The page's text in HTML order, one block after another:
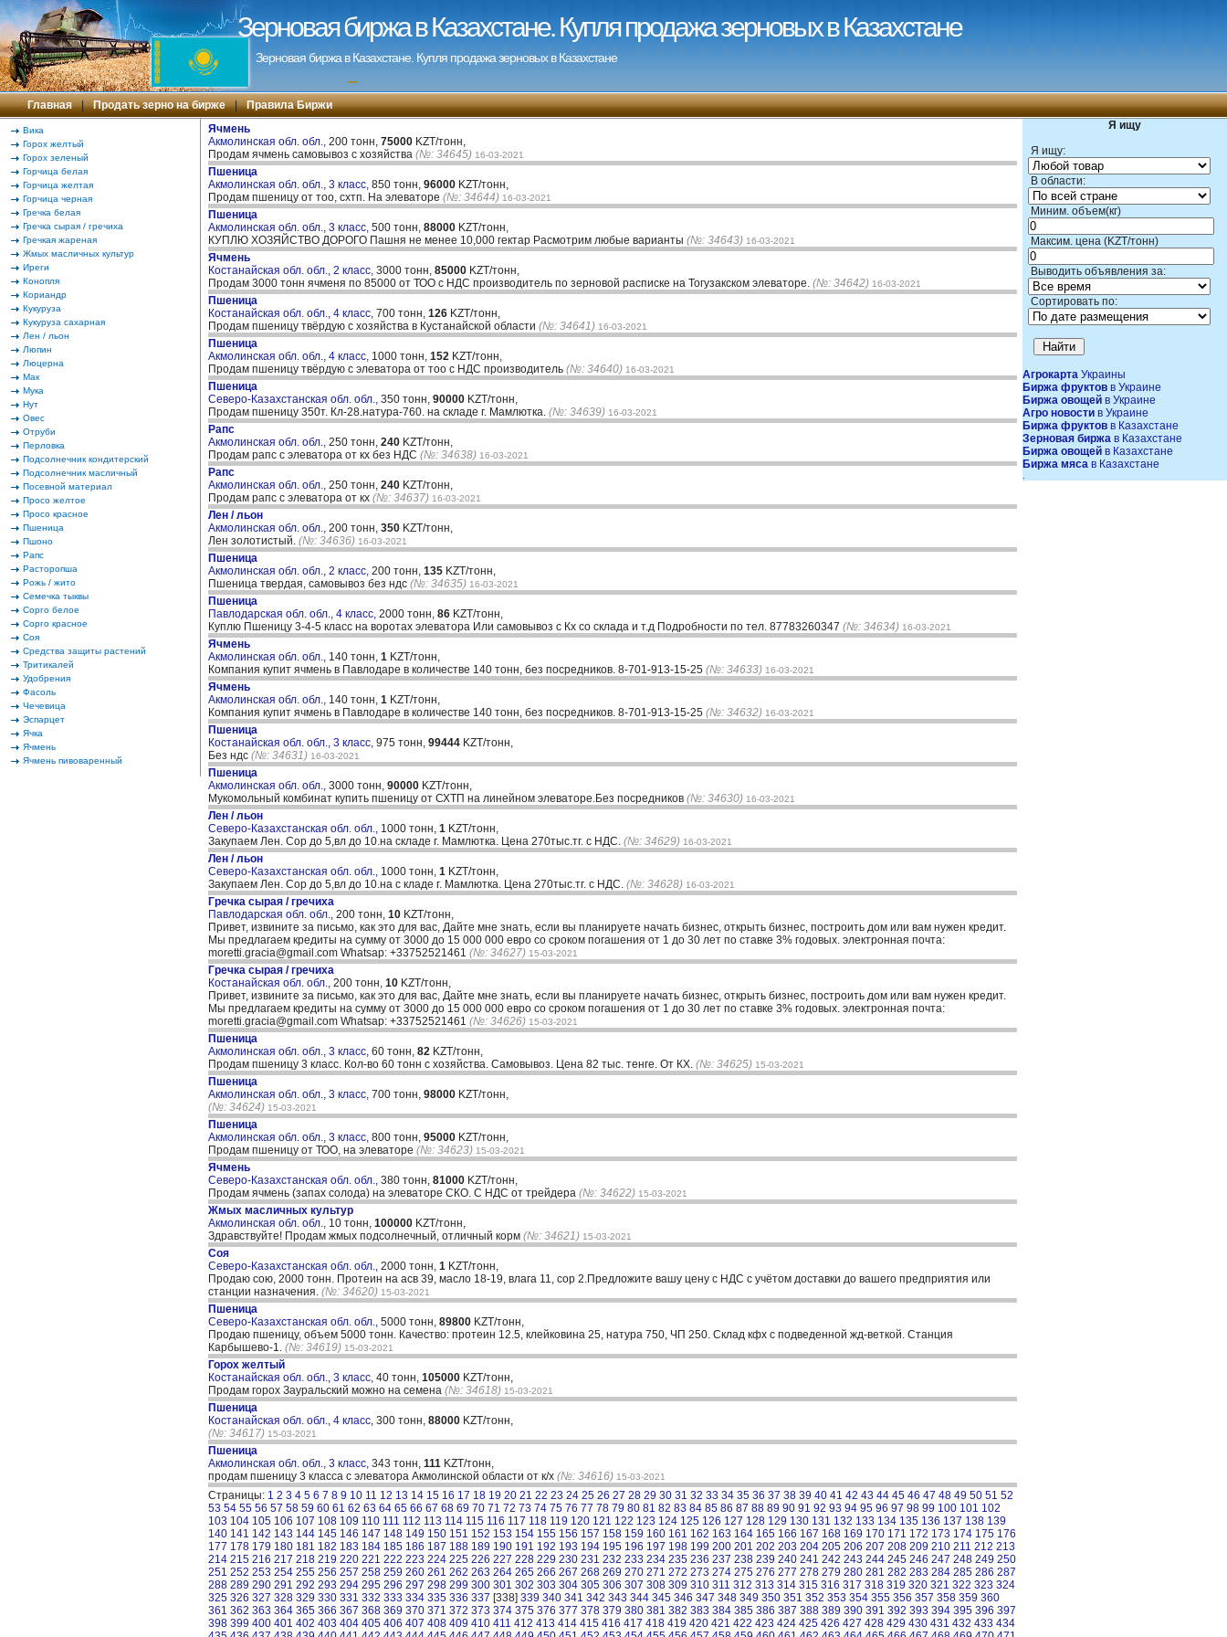
Зерновая биржа в Казахстане. Купля продажа зерновых в Казахстане
Зерновая биржа в Казахстане. Купля продажа зерновых в Казахстане
---
Главная | Продать зерно на бирже | Правила Биржи
Вика
Горох желтый
Горох зеленый
Горчица белая
Горчица желтая
Горчица черная
Гречка белая
Гречка сырая / гречиха
Гречкая жареная
Жмых масличных культур
Иреги
Конопля
Кориандр
Кукуруза
Кукуруза сахарная
Лен / льон
Люпин
Люцерна
Мак
Мука
Нут
Овес
Отруби
Перловка
Подсолнечник кондитерский
Подсолнечник масличный
Посевной материал
Просо желтое
Просо красное
Пшеница
Пшоно
Рапс
Расторопша
Рожь / жито
Семечка тыквы
Сорго белое
Сорго красное
Соя
Средства защиты растений
Тритикалей
Удобрения
Фасоль
Чечевица
Эспарцет
Ячка
Ячмень
Ячмень пивоваренный
Я ищу
Я ищу:
В области:
Миним. объем(кг)
Максим. цена (KZT/тонн)
Выводить объявления за:
Сортировать по:
Агрокарта Украины
Биржа фруктов в Украине
Биржа овощей в Украине
Агро новости в Украине
Биржа фруктов в Казахстане
Зерновая биржа в Казахстане
Биржа овощей в Казахстане
Биржа мяса в Казахстане
Ячмень
Акмолинская обл. обл., 200 тонн, 75000 KZT/тонн,
Продам ячмень самовывоз с хозяйства (№: 34645) 16-03-2021
Пшеница
Акмолинская обл. обл., 3 класс, 850 тонн, 96000 KZT/тонн,
Продам пшеницу от тоо, схтп. На элеваторе (№: 34644) 16-03-2021
Пшеница
Акмолинская обл. обл., 3 класс, 500 тонн, 88000 KZT/тонн,
КУПЛЮ ХОЗЯЙСТВО ДОРОГО Пашня не менее 10,000 гектар Расмотрим любые варианты (№: 34643) 16-03-2021
Ячмень
Костанайская обл. обл., 2 класс, 3000 тонн, 85000 KZT/тонн,
Продам 3000 тонн ячменя по 85000 от ТОО с НДС производитель по зерновой расписке на Тогузакском элеваторе. (№: 34642) 16-03-2021
Пшеница
Костанайская обл. обл., 4 класс, 700 тонн, 126 KZT/тонн,
Продам пшеницу твёрдую с хозяйства в Кустанайской области (№: 34641) 16-03-2021
Пшеница
Акмолинская обл. обл., 4 класс, 1000 тонн, 152 KZT/тонн,
Продам пшеницу твёрдую с элеватора от тоо с НДС производитель (№: 34640) 16-03-2021
Пшеница
Северо-Казахстанская обл. обл., 350 тонн, 90000 KZT/тонн,
Продам пшеницу 350т. Кл-28.натура-760. на складе г. Мамлютка. (№: 34639) 16-03-2021
Рапс
Акмолинская обл. обл., 250 тонн, 240 KZT/тонн,
Продам рапс с элеватора от кх без НДС (№: 34638) 16-03-2021
Рапс
Акмолинская обл. обл., 250 тонн, 240 KZT/тонн,
Продам рапс с элеватора от кх (№: 34637) 16-03-2021
Лен / льон
Акмолинская обл. обл., 200 тонн, 350 KZT/тонн,
Лен золотистый. (№: 34636) 16-03-2021
Пшеница
Акмолинская обл. обл., 2 класс, 200 тонн, 135 KZT/тонн,
Пшеница твердая, самовывоз без ндс (№: 34635) 16-03-2021
Пшеница
Павлодарская обл. обл., 4 класс, 2000 тонн, 86 KZT/тонн,
Куплю Пшеницу 3-4-5 класс на воротах элеватора Или самовывоз с Кх со склада и т.д Подробности по тел. 87783260347 (№: 34634) 16-03-2021
Ячмень
Акмолинская обл. обл., 140 тонн, 1 KZT/тонн,
Компания купит ячмень в Павлодаре в количестве 140 тонн, без посредников. 8-701-913-15-25 (№: 34633) 16-03-2021
Ячмень
Акмолинская обл. обл., 140 тонн, 1 KZT/тонн,
Компания купит ячмень в Павлодаре в количестве 140 тонн, без посредников. 8-701-913-15-25 (№: 34632) 16-03-2021
Пшеница
Костанайская обл. обл., 3 класс, 975 тонн, 99444 KZT/тонн,
Без ндс (№: 34631) 16-03-2021
Пшеница
Акмолинская обл. обл., 3000 тонн, 90000 KZT/тонн,
Мукомольный комбинат купить пшеницу от СХТП на линейном элеваторе.Без посредников (№: 34630) 16-03-2021
Лен / льон
Северо-Казахстанская обл. обл., 1000 тонн, 1 KZT/тонн,
Закупаем Лен. Сор до 5,вл до 10.на складе г. Мамлютка. Цена 270тыс.тг. с НДС. (№: 34629) 16-03-2021
Лен / льон
Северо-Казахстанская обл. обл., 1000 тонн, 1 KZT/тонн,
Закупаем Лен. Сор до 5,вл до 10.на с кладе г. Мамлютка. Цена 270тыс.тг. с НДС. (№: 34628) 16-03-2021
Гречка сырая / гречиха
Павлодарская обл. обл., 200 тонн, 10 KZT/тонн,
Привет, извините за письмо, как это для вас, Дайте мне знать, если вы планируете начать бизнес, открыть бизнес, построить дом или вам нужен кредит.
Мы предлагаем кредиты на сумму от 3000 до 15 000 000 евро со сроком погашения от 1 до 30 лет по ставке 3% годовых. электронная почта:
moretti.gracia@gmail.com Whatsap: +33752521461 (№: 34627) 15-03-2021
Гречка сырая / гречиха
Костанайская обл. обл., 200 тонн, 10 KZT/тонн,
Привет, извините за письмо, как это для вас, Дайте мне знать, если вы планируете начать бизнес, открыть бизнес, построить дом или вам нужен кредит.
Мы предлагаем кредиты на сумму от 3000 до 15 000 000 евро со сроком погашения от 1 до 30 лет по ставке 3% годовых. электронная почта:
moretti.gracia@gmail.com Whatsap: +33752521461 (№: 34626) 15-03-2021
Пшеница
Акмолинская обл. обл., 3 класс, 60 тонн, 82 KZT/тонн,
Продам пшеницу 3 класс. Кол-во 60 тонн с хозяйства. Самовывоз. Цена 82 тыс. тенге. От КХ. (№: 34625) 15-03-2021
Пшеница
Акмолинская обл. обл., 3 класс, 700 тонн, 98000 KZT/тонн,
(№: 34624) 15-03-2021
Пшеница
Акмолинская обл. обл., 3 класс, 800 тонн, 95000 KZT/тонн,
Продам пшеницу от ТОО, на элеваторе (№: 34623) 15-03-2021
Ячмень
Северо-Казахстанская обл. обл., 380 тонн, 81000 KZT/тонн,
Продам ячмень (запах солода) на элеваторе СКО. С НДС от трейдера (№: 34622) 15-03-2021
Жмых масличных культур
Акмолинская обл. обл., 10 тонн, 100000 KZT/тонн,
Здравствуйте! Продам жмых подсолнечный, отличный корм (№: 34621) 15-03-2021
Соя
Северо-Казахстанская обл. обл., 2000 тонн, 1 KZT/тонн,
Продаю сою, 2000 тонн. Протеин на асв 39, масло 18-19, влага 11, сор 2.Предложите вашу цену с НДС с учётом доставки до вашего предприятия или
станции назначения. (№: 34620) 15-03-2021
Пшеница
Северо-Казахстанская обл. обл., 5000 тонн, 89800 KZT/тонн,
Продаю пшеницу, объем 5000 тонн. Качество: протеин 12.5, клейковина 25, натура 750, ЧП 250. Склад кфх с подведенной жд-веткой. Станция
Карбышево-1. (№: 34619) 15-03-2021
Горох желтый
Костанайская обл. обл., 3 класс, 40 тонн, 105000 KZT/тонн,
Продам горох Зауральский можно на семена (№: 34618) 15-03-2021
Пшеница
Костанайская обл. обл., 4 класс, 300 тонн, 88000 KZT/тонн,
(№: 34617) 15-03-2021
Пшеница
Акмолинская обл. обл., 3 класс, 343 тонн, 111 KZT/тонн,
продам пшеницу 3 класса с элеватора Акмолинской области от к/х (№: 34616) 15-03-2021
Страницы: 1 2 3 4 5 6 7 8 9 10 11 12 13 14 15 16 17 18 19 20 21 22 23 24 25 26 27 28 29 30 31 32 33 34 35 36 37 38 39 40 41 42 43 44 45 46 47 48 49 50 51 52
53 54 55 56 57 58 59 60 61 62 63 64 65 66 67 68 69 70 71 72 73 74 75 76 77 78 79 80 81 82 83 84 85 86 87 88 89 90 91 92 93 94 95 96 97 98 99 100 101 102
103 104 105 106 107 108 109 110 111 112 113 114 115 116 117 118 119 120 121 122 123 124 125 126 127 128 129 130 131 132 133 134 135 136 137 138 139
140 141 142 143 144 145 146 147 148 149 150 151 152 153 154 155 156 157 158 159 160 161 162 163 164 165 166 167 168 169 170 171 172 173 174 175 176
177 178 179 180 181 182 183 184 185 186 187 188 189 190 191 192 193 194 195 196 197 198 199 200 201 202 203 204 205 206 207 208 209 210 211 212 213
214 215 216 217 218 219 220 221 222 223 224 225 226 227 228 229 230 231 232 233 234 235 236 237 238 239 240 241 242 243 244 245 246 247 248 249 250
251 252 253 254 255 256 257 258 259 260 261 262 263 264 265 266 267 268 269 270 271 272 273 274 275 276 277 278 279 280 281 282 283 284 285 286 287
288 289 290 291 292 293 294 295 296 297 298 299 300 301 302 303 304 305 306 307 308 309 310 311 312 313 314 315 316 317 318 319 320 321 322 323 324
325 326 327 328 329 330 331 332 333 334 335 336 337 [338] 339 340 341 342 343 344 345 346 347 348 349 350 351 352 353 354 355 356 357 358 359 360
361 362 363 364 365 366 367 368 369 370 371 372 373 374 375 376 377 378 379 380 381 382 383 384 385 386 387 388 389 390 391 392 393 394 395 396 397
398 399 400 401 402 403 404 405 406 407 408 409 410 411 412 413 414 415 416 417 418 419 420 421 422 423 424 425 426 427 428 429 430 431 432 433 434